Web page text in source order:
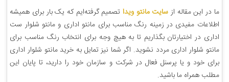
ما در این مقاله از سایت مانتو ویداتصمیم گرفته‌ایم که یک بار برای همیشه
اطلاعات مفیدی در زمینه رنگ مناسب برای مانتو اداری و مانتو شلوار ست
اداری در اختیارتان بگذاریم تا به هیچ وجه برای انتخاب رنگ مناسب برای
مانتو شلوار اداری مردد نشوید. اگر شما نیز تمایل به خرید مانتو شلوار اداری
برای خود و یا پرسنل فعال در شرکت و سازمان خود را دارید، تا پایان این
مطلب همراه ما باشید.